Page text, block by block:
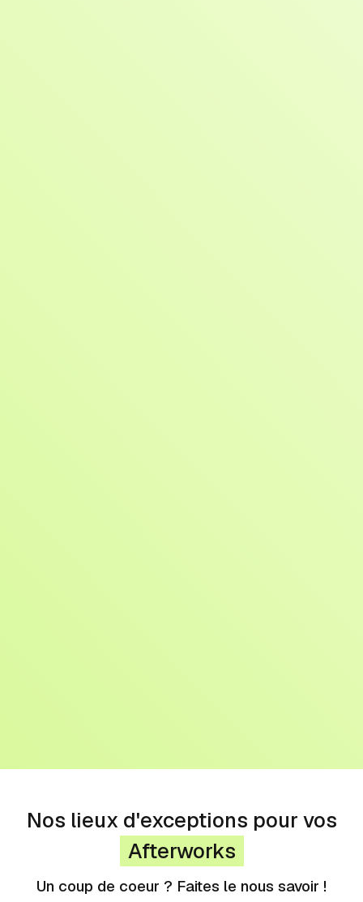
Nos lieux d'exceptions pour vos
Afterworks
Conférences
Un coup de coeur ? Faites le nous savoir !